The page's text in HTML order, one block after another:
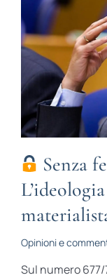
Senza
Opinioni e
Sul numero